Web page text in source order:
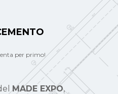
per primo!
MADE EXPO,